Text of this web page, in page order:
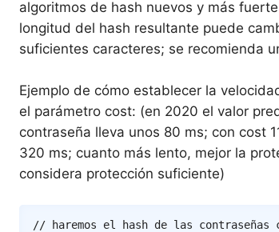
algoritmos de hash nuevos y más
longitud del hash resultante puede
suficientes caracteres; se recomienda
Ejemplo de cómo establecer la
el parámetro cost: (en 2020 el valor
contraseña lleva unos 80 ms; con cost
320 ms; cuanto más lento, mejor la
considera protección suficiente)
// haremos el hash de las